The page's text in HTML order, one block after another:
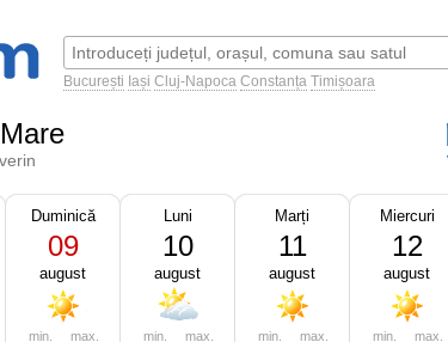
București Iași Cluj-Napoca Constanța Timișoara
Duminică
09
august
min. max.
Luni
10
august
min. max.
Marți
11
august
min. max.
Miercuri
12
august
min. max.